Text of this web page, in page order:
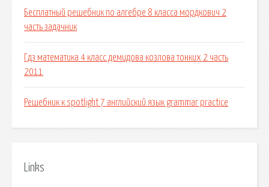
Бесплатный решебник по алгебре 8 класса мордкович 2
часть задачник
Гдз математика 4 класс демидова козлова тонких 2 часть
2011
Решебник к spotlight 7 английский язык grammar practice
Links